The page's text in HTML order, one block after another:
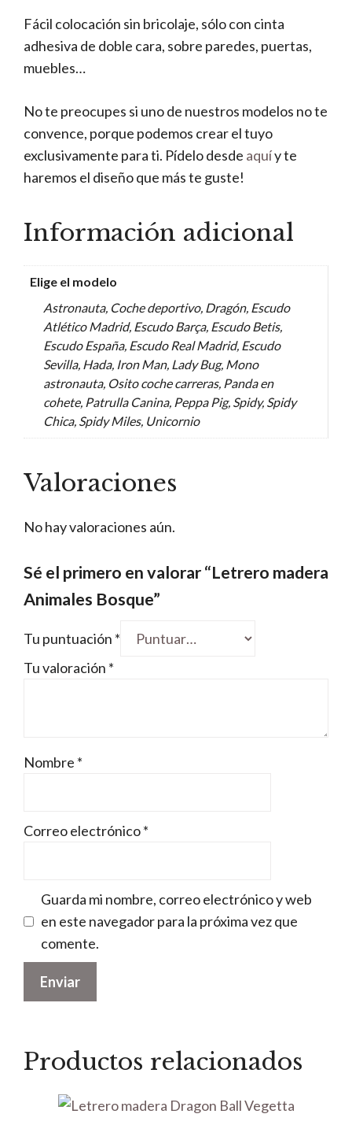
Fácil colocación sin bricolaje, sólo con cinta
adhesiva de doble cara, sobre paredes, puertas,
muebles…
No te preocupes si uno de nuestros modelos no te
convence, porque podemos crear el tuyo
exclusivamente para ti. Pídelo desde aquíy te
haremos el diseño que más te guste!
Información adicional
Elige el modelo
Astronauta, Coche deportivo, Dragón, Escudo
Atlético Madrid, Escudo Barça, Escudo Betis,
Escudo España, Escudo Real Madrid, Escudo
Sevilla, Hada, Iron Man, Lady Bug, Mono
astronauta, Osito coche carreras, Panda en
cohete, Patrulla Canina, Peppa Pig, Spidy, Spidy
Chica, Spidy Miles, Unicornio
Valoraciones
No hay valoraciones aún.
Sé el primero en valorar “Letrero madera
Animales Bosque”
Tu puntuación *
Tu valoración *
Nombre *
Correo electrónico*
Guarda mi nombre, correo electrónico y web
en este navegador para la próxima vez que
comente.
Productos relacionados